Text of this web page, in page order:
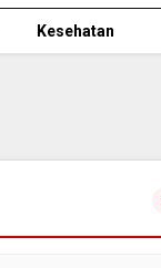
Kesehatan